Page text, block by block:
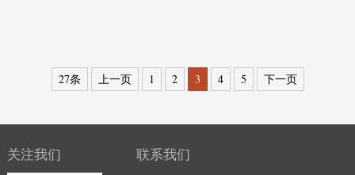
27条
上一页 1 2 3 4 5 下一页
关注我们 联系我们